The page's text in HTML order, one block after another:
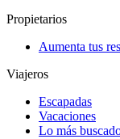
Propietarios
Aumenta tus
Viajeros
Escapadas
Vacaciones
Lo más